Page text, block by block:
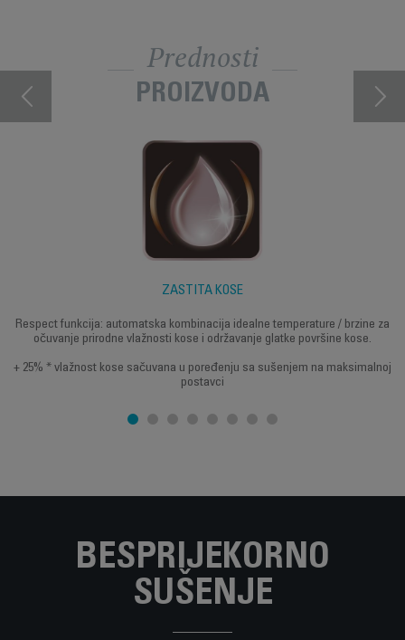
Prednosti
PROIZVODA
ZAŠTITA KOSE
Respect funkcija: automatska kombinacija idealne temperature / brzine za
očuvanje prirodne vlažnosti kose i održavanje glatke površine kose.
+ 25% * vlažnost kose sačuvana u poređenju sa sušenjem na maksimalnoj
postavci
BESPRIJEKORNO
SUŠENJE